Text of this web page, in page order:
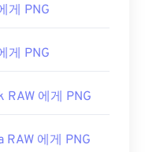
게 PNG
게 PNG
RAW 에게 PNG
RAW 에게 PNG